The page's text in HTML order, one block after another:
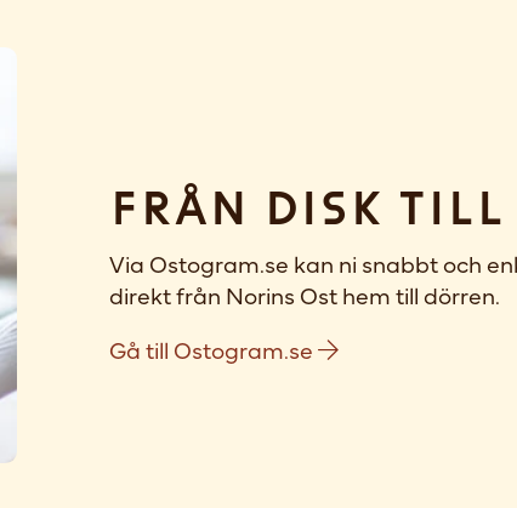
Från disk
Via Ostogram.se kan ni snabbt och
direkt från Norins Ost hem till dörren.
Gå till Ostogram.se